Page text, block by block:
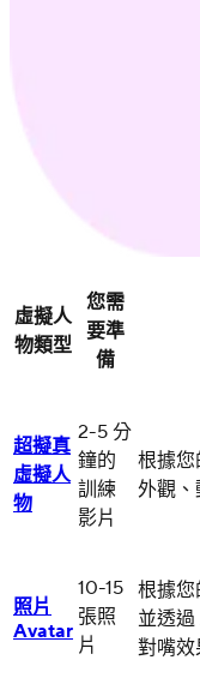
虛擬人
物類型
您需
要準
備
超擬真
虛擬人
物
2-5 分
鐘的
訓練
影片
根據您
外觀
照片
Avatar
10-15
張照
片
根據您
並透
對嘴效